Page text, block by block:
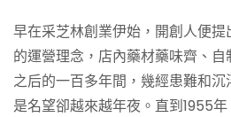
早在采芝林創業伊始，開創人便提
的運營理念，店內藥材藥味齊、自
之后的一百多年間，幾經患難和
是名望卻越來越年夜。直到1955